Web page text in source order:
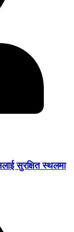
सुरक्षित स्थलमा